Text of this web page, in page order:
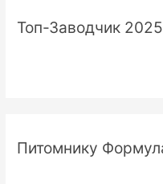
Топ-Заводчик
Питомнику